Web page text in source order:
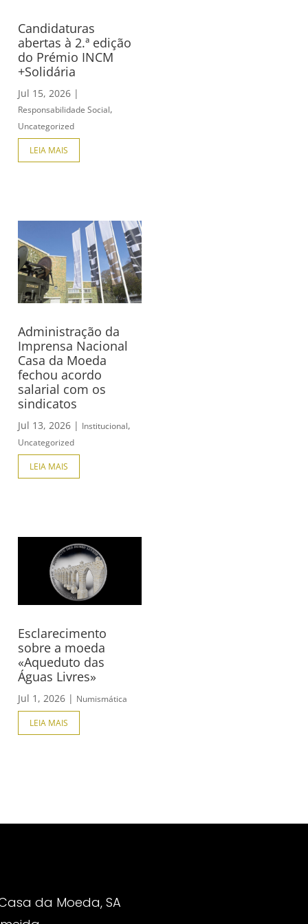
Candidaturas
abertas à 2.ª edição
do Prémio INCM
+Solidária
Jul 15, 2026 |
Responsabilidade Social,
Uncategorized
LEIA MAIS
Administração da
Imprensa Nacional
Casa da Moeda
fechou acordo
salarial com os
sindicatos
Jul 13, 2026 | Institucional,
Uncategorized
LEIA MAIS
Esclarecimento
sobre a moeda
«Aqueduto das
Águas Livres»
Jul 1, 2026 | Numismática
LEIA MAIS
da Moeda, SA